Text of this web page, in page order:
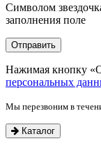
Символом
заполнения поле
Нажимая кнопку
персональных
Мы перезвоним в
Каталог